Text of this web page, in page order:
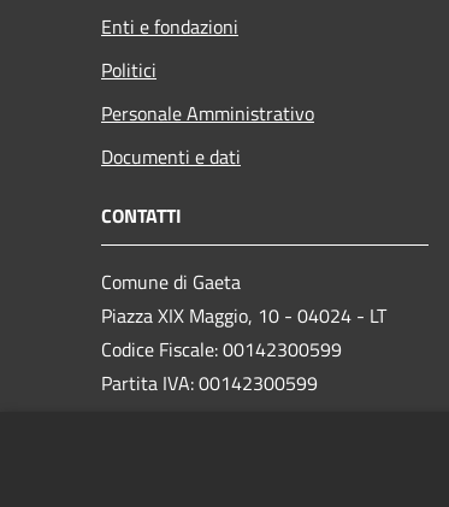
Enti e fondazioni
Politici
Personale Amministrativo
Documenti e dati
CONTATTI
Comune di Gaeta
Piazza XIX Maggio, 10 - 04024 - LT
Codice Fiscale: 00142300599
Partita IVA: 00142300599